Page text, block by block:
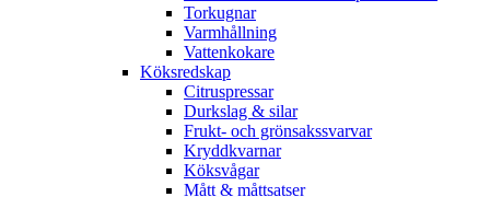
Torkugnar
Varmhållning
Vattenkokare
Köksredskap
Citruspressar
Durkslag & silar
Frukt- och grönsakssvarvar
Kryddkvarnar
Köksvågar
Mått & måttsatser